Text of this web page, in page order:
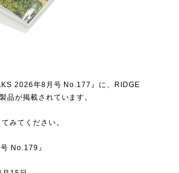
2026年8月号 No.177』に、RIDGE
品が掲載されています。
みてください。
No.179』